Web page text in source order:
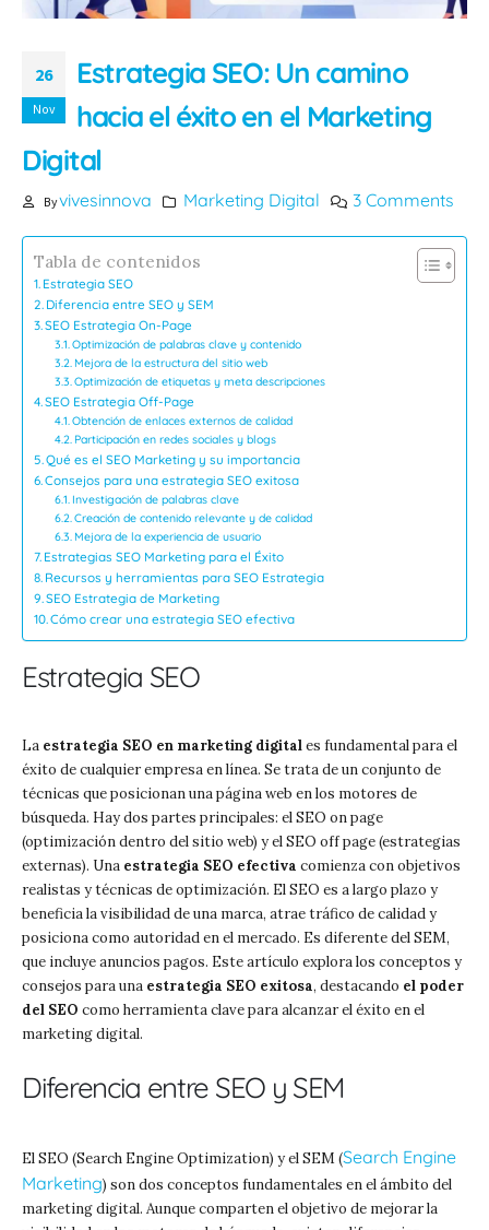
26
Nov
Estrategia SEO: Un camino
hacia el éxito en el Marketing
Digital
Byvivesinnova Marketing Digital 3 Comments
Tabla de contenidos
Estrategia SEO
Diferencia entre SEO y SEM
SEO Estrategia On-Page
Optimización de palabras clave y contenido
Mejora de la estructura del sitio web
Optimización de etiquetas y meta descripciones
SEO Estrategia Off-Page
Obtención de enlaces externos de calidad
Participación en redes sociales y blogs
Qué es el SEO Marketing y su importancia
Consejos para una estrategia SEO exitosa
Investigación de palabras clave
Creación de contenido relevante y de calidad
Mejora de la experiencia de usuario
Estrategias SEO Marketing para el Éxito
Recursos y herramientas para SEO Estrategia
SEO Estrategia de Marketing
Cómo crear una estrategia SEO efectiva
Estrategia SEO
La estrategia SEO en marketing digitales fundamental para el
éxito de cualquier empresa en línea. Se trata de un conjunto de
técnicas que posicionan una página web en los motores de
búsqueda. Hay dos partes principales: el SEO on page
(optimización dentro del sitio web) y el SEO off page (estrategias
externas). Una estrategia SEO efectiva comienza con objetivos
realistas y técnicas de optimización. El SEO es a largo plazo y
beneficia la visibilidad de una marca, atrae tráfico de calidad y
posiciona como autoridad en el mercado. Es diferente del SEM,
que incluye anuncios pagos. Este artículo explora los conceptos y
consejos para una estrategia SEO exitosa, destacando el poder
del SEO como herramienta clave para alcanzar el éxito en el
marketing digital.
Diferencia entre SEO y SEM
El SEO (Search Engine Optimization) y el SEM (Search Engine
Marketing) son dos conceptos fundamentales en el ámbito del
marketing digital. Aunque comparten el objetivo de mejorar la